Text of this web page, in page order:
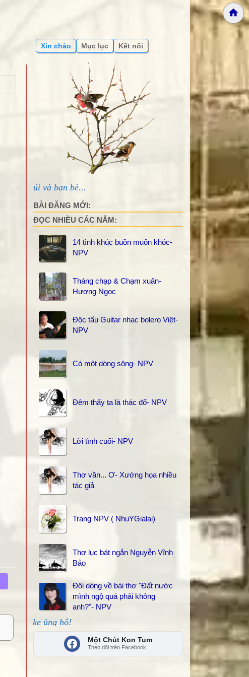
Xin chào Mục lục Kết nối
bè...
BÀI ĐĂNG MỚI:
ĐỌC NHIỀU CÁC NĂM:
14 tình khúc buồn muốn khóc-
NPV
Tháng chạp & Chạm xuân-
Hương Ngọc
Độc tấu Guitar nhạc bolero Việt-
NPV
Có một dòng sông- NPV
Đêm thấy ta là thác đổ- NPV
Lời tình cuối- NPV
Thơ vần... Ơ- Xướng họa nhiều
tác giả
Trang NPV ( NhuYGialai)
Thơ lục bát ngắn Nguyễn Vĩnh
Bảo
Đôi dòng về bài thơ "Đất nước
mình ngộ quá phải không
anh?"- NPV
THANKS các bạn đã
Một Chút Kon Tum
Theo dõi trên Facebook